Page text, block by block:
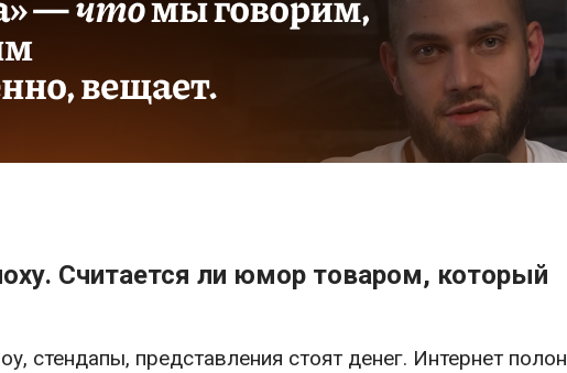
Считается ли юмор товаром, который
стендапы, представления стоят денег. Интернет полон